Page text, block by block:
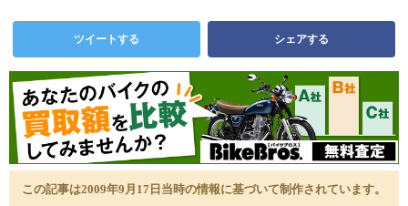
ツイートする シェアする
この記事は2009年9月17日当時の情報に基づいて制作されています。